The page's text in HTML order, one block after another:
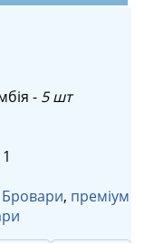
- 5 шт
1
Бровари, преміум